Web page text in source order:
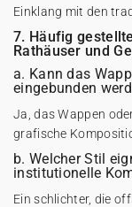
Einklang mit den
7. Häufig
Rathäuser und
a. Kann das
eingebunden
Ja, das Wappen
grafische
b. Welcher Stil
institutionelle
Ein schlichter, die